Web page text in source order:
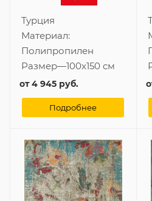
Турция
Материал:
Полипропилен
Размер—100x150 см
от4 945 руб.
Подробнее